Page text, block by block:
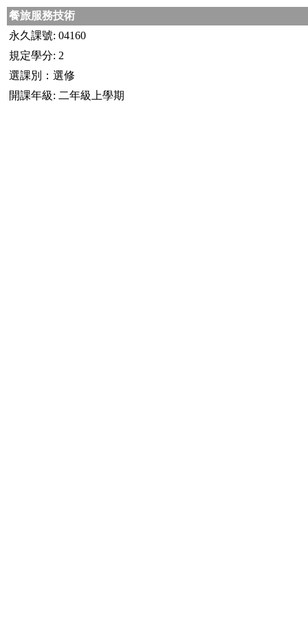
餐旅服務技術
永久課號: 04160
規定學分: 2
選課別：選修
開課年級: 二年級上學期